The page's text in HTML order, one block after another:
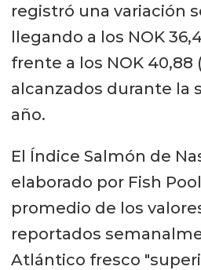
registró una variación
llegando a los NOK
frente a los NOK 40,88
alcanzados durante la
año.
El Índice Salmón de
elaborado por Fish
promedio de los
reportados
Atlántico fresco